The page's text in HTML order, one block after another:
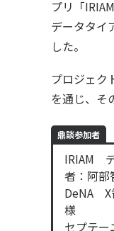
プリ「IRIAM
データタイ
した。
プロジェク
を通じ、そ
鼎談参加者
IRIAM
者：阿部
DeNA X
様
セプテ